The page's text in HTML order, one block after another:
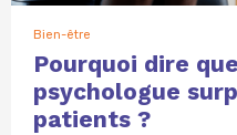
Bien-être
Pourquoi dire
psychologue
patients ?